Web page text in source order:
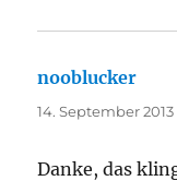
nooblucker
14. September
Danke, das